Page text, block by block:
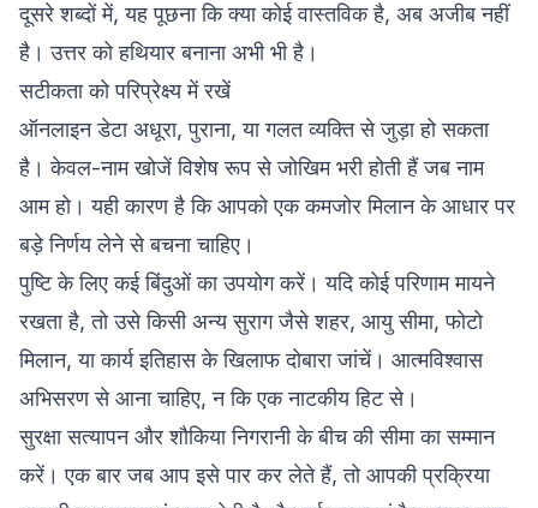
दूसरे शब्दों में, यह पूछना कि क्या कोई वास्तविक है, अब अजीब नहीं
है। उत्तर को हथियार बनाना अभी भी है।
सटीकता को परिप्रेक्ष्य में रखें
ऑनलाइन डेटा अधूरा, पुराना, या गलत व्यक्ति से जुड़ा हो सकता
है। केवल-नाम खोजें विशेष रूप से जोखिम भरी होती हैं जब नाम
आम हो। यही कारण है कि आपको एक कमजोर मिलान के आधार पर
बड़े निर्णय लेने से बचना चाहिए।
पुष्टि के लिए कई बिंदुओं का उपयोग करें। यदि कोई परिणाम मायने
रखता है, तो उसे किसी अन्य सुराग जैसे शहर, आयु सीमा, फोटो
मिलान, या कार्य इतिहास के खिलाफ दोबारा जांचें। आत्मविश्वास
अभिसरण से आना चाहिए, न कि एक नाटकीय हिट से।
सुरक्षा सत्यापन और शौकिया निगरानी के बीच की सीमा का सम्मान
करें। एक बार जब आप इसे पार कर लेते हैं, तो आपकी प्रक्रिया